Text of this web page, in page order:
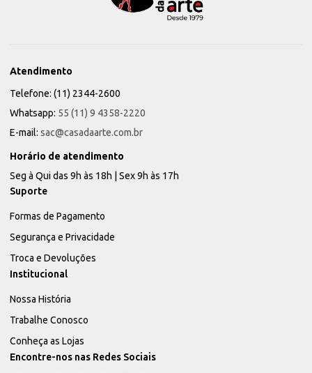
Atendimento
Telefone: (11) 2344-2600
Whatsapp: 55 (11) 9 4358-2220
E-mail: sac@casadaarte.com.br
Horário de atendimento
Seg à Qui das 9h às 18h | Sex 9h às 17h
Suporte
Formas de Pagamento
Segurança e Privacidade
Troca e Devoluções
Institucional
Nossa História
Trabalhe Conosco
Conheça as Lojas
Encontre-nos nas Redes Sociais